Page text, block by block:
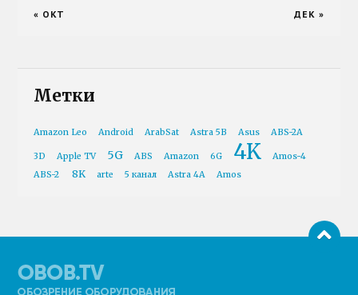
« ОКТ ДЕК »
Метки
Amazon Leo Android ArabSat Astra 5B Asus ABS-2A
3D Apple TV 5G ABS Amazon 6G 4K
Amos-4
ABS-2
8K arte 5 канал Astra 4A Amos